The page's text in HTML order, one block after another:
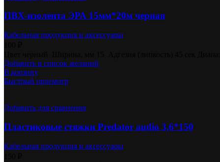
ПВХ-изолента ЭРА 15мм*20м черная
Кабельная продукция и аксессуары
Добавить в список желаний
В корзину
Быстрый просмотр
Добавить для сравнения
Пластиковые стяжки Predator audio 3,6*150
Кабельная продукция и аксессуары